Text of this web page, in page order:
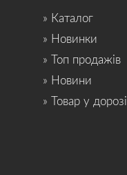
» Каталог
» Новинки
» Топ продажів
» Новини
» Товар у дорозі